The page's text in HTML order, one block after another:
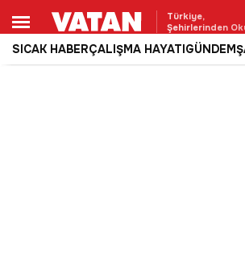
Türkiye,
Şehirlerinden
SICAK HABERÇALIŞMA HAYATIGÜNDEM